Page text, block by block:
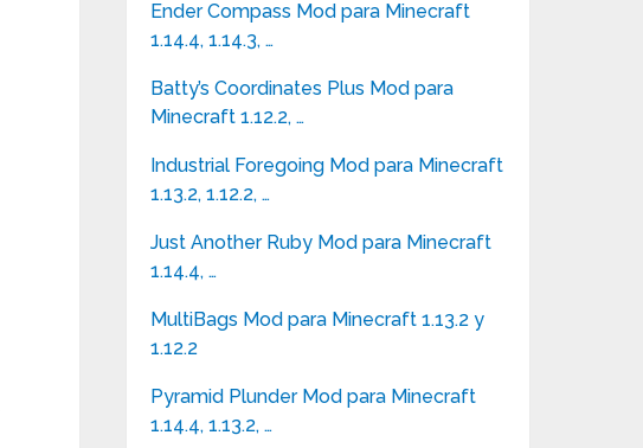
Ender Compass Mod para Minecraft
1.14.4, 1.14.3, …
Batty’s Coordinates Plus Mod para
Minecraft 1.12.2, …
Industrial Foregoing Mod para Minecraft
1.13.2, 1.12.2, …
Just Another Ruby Mod para Minecraft
1.14.4, …
MultiBags Mod para Minecraft 1.13.2 y
1.12.2
Pyramid Plunder Mod para Minecraft
1.14.4, 1.13.2, …